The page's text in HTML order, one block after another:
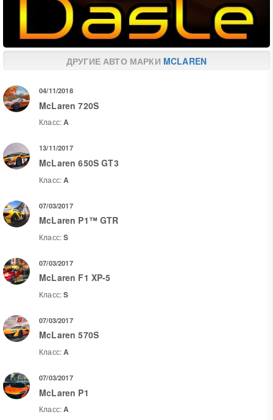
ДРУГИЕ АВТО МАРКИ MCLAREN
04/11/2018
McLaren 720S
Класс:A
13/11/2017
McLaren 650S GT3
Класс:A
07/03/2017
McLaren P1™ GTR
Класс:S
07/03/2017
McLaren F1 XP-5
Класс:S
07/03/2017
McLaren 570S
Класс:A
07/03/2017
McLaren P1
Класс:A